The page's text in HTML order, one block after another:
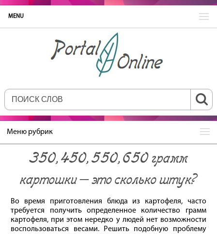
MENU
Меню рубрик
350, 450, 550, 650 грамм
картошки – это сколько штук?
Во время приготовления блюда из картофеля, часто
требуется получить определенное количество грамм
картофеля, при этом нередко у людей нет возможности
воспользоваться весами. Решить подобную проблему